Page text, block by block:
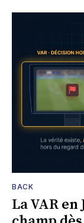
BACK
La VAR